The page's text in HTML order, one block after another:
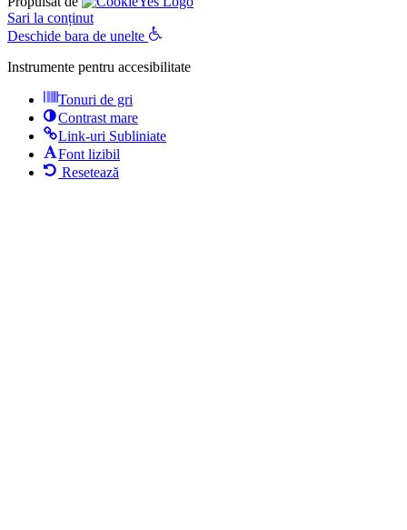
Sari la conținut
Deschide bara de unelte
Instrumente pentru accesibilitate
Tonuri de gri
Contrast mare
Link-uri Subliniate
Font lizibil
Resetează